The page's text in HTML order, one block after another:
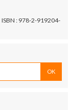
ISBN : 978-2-919204-